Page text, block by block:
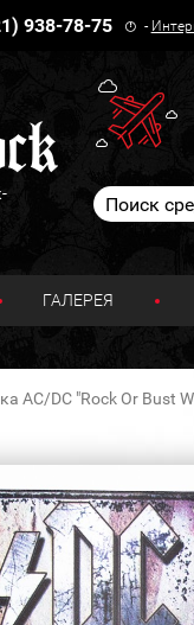
938-78-75 -
ГАЛЕРЕЯ
AC/DC "Rock Or Bust